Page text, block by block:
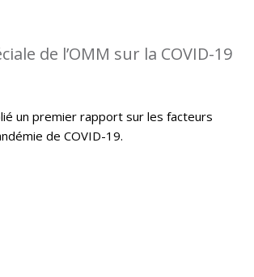
de l’OMM sur la COVID-19
un premier rapport sur les facteurs
de COVID-19.